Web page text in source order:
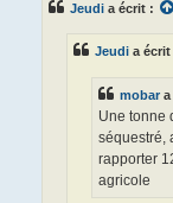
Jeudi a écrit :
Jeudi a écrit
mobar
Une tonne
séquestré,
rapporter
agricole